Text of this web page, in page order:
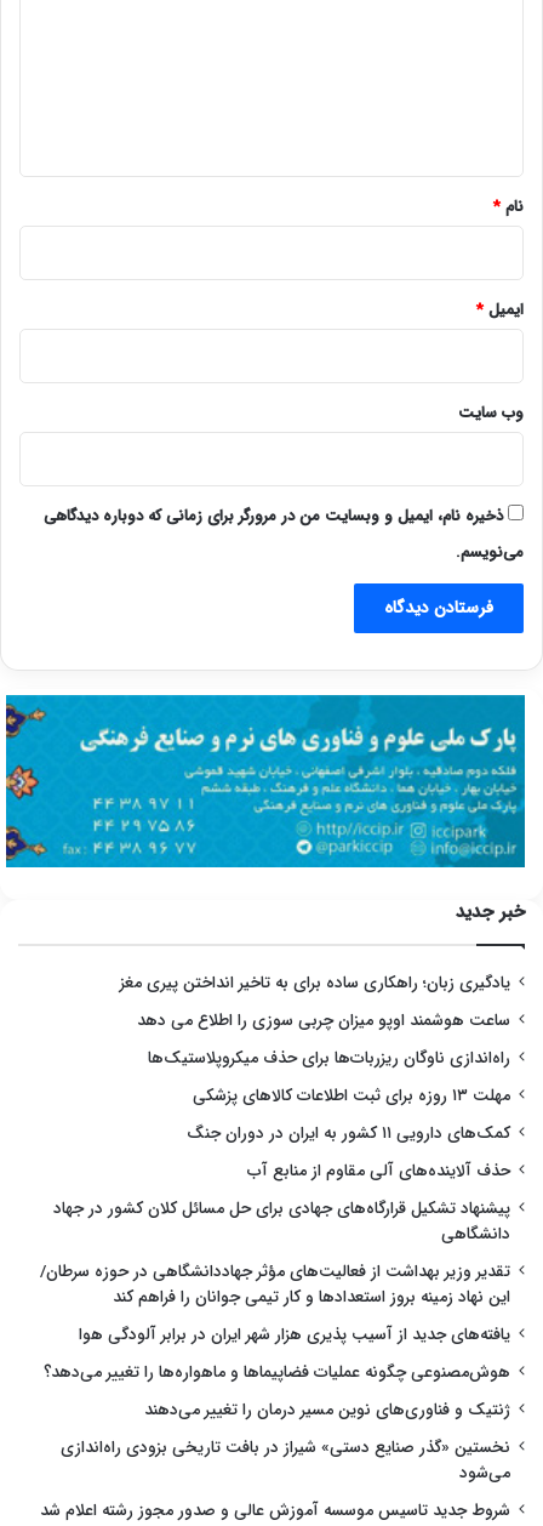
نام*
ایمیل*
وب‌ سایت
ذخیره نام، ایمیل و وبسایت من در مرورگر برای زمانی که دوباره دیدگاهی
می‌نویسم.
خبر جدید
یادگیری زبان؛ راهکاری ساده برای به تاخیر انداختن پیری مغز
ساعت هوشمند اوپو میزان چربی سوزی را اطلاع می دهد
راه‌اندازی ناوگان ریزربات‌ها برای حذف میکروپلاستیک‌ها
مهلت ۱۳ روزه برای ثبت اطلاعات کالاهای پزشکی
کمک‌های دارویی ۱۱ کشور به ایران در دوران جنگ
حذف آلاینده‌های آلی مقاوم از منابع آب
پیشنهاد تشکیل قرارگاه‌های جهادی برای حل مسائل کلان کشور در جهاد
دانشگاهی
تقدیر وزیر بهداشت از فعالیت‌های مؤثر جهاددانشگاهی در حوزه سرطان/
این نهاد زمینه بروز استعدادها و کار تیمی جوانان را فراهم کند
یافته‌های جدید از آسیب پذیری هزار شهر ایران در برابر آلودگی هوا
هوش‌مصنوعی چگونه عملیات فضاپیماها و ماهواره‌ها را تغییر می‌دهد؟
ژنتیک و فناوری‌های نوین مسیر درمان را تغییر می‌دهند
نخستین «گذر صنایع دستی» شیراز در بافت تاریخی بزودی راه‌اندازی
می‌شود
شروط جدید تاسیس موسسه آموزش عالی و صدور مجوز رشته اعلام شد